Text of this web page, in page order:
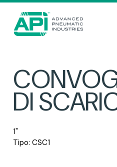
DI
1"
Tipo: CSC1